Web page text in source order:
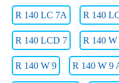
R 140 LC 7A R 140
R 140 LCD 7 R 140 W
R 140 W 9 R 140 W 9